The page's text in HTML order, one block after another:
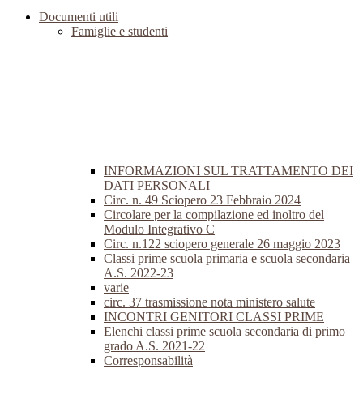
Documenti utili
Famiglie e studenti
INFORMAZIONI SUL TRATTAMENTO DEI
DATI PERSONALI
Circ. n. 49 Sciopero 23 Febbraio 2024
Circolare per la compilazione ed inoltro del
Modulo Integrativo C
Circ. n.122 sciopero generale 26 maggio 2023
Classi prime scuola primaria e scuola secondaria
A.S. 2022-23
varie
circ. 37 trasmissione nota ministero salute
INCONTRI GENITORI CLASSI PRIME
Elenchi classi prime scuola secondaria di primo
grado A.S. 2021-22
Corresponsabilità